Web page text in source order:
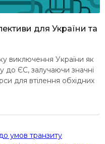
для України та
виключення України як
до ЄС, залучаючи значні
для втілення обхідних
що несе в собі
вправу, експерти